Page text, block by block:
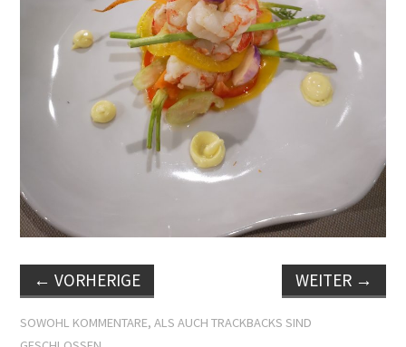
← VORHERIGE WEITER →
SOWOHL KOMMENTARE, ALS AUCH TRACKBACKS SIND